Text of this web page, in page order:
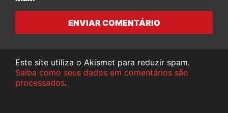
ENVIAR COMENTÁRIO
Este site utiliza o Akismet para reduzir spam.
Saiba como seus dados em comentários são
processados.